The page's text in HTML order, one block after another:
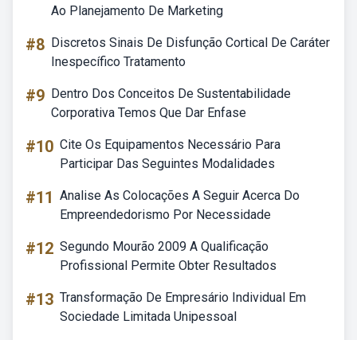
Ao Planejamento De Marketing
#8 Discretos Sinais De Disfunção Cortical De Caráter
Inespecífico Tratamento
#9 Dentro Dos Conceitos De Sustentabilidade
Corporativa Temos Que Dar Enfase
#10 Cite Os Equipamentos Necessário Para
Participar Das Seguintes Modalidades
#11 Analise As Colocações A Seguir Acerca Do
Empreendedorismo Por Necessidade
#12 Segundo Mourão 2009 A Qualificação
Profissional Permite Obter Resultados
#13 Transformação De Empresário Individual Em
Sociedade Limitada Unipessoal